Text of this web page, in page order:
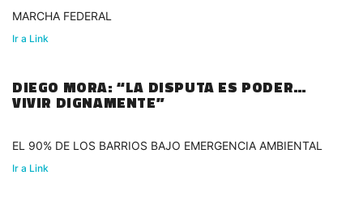
MARCHA FEDERAL
Ir a Link
DIEGO MORA: “LA DISPUTA ES PODER
VIVIR DIGNAMENTE”
EL 90% DE LOS BARRIOS BAJO EMERGENCIA AMBIENTAL
Ir a Link